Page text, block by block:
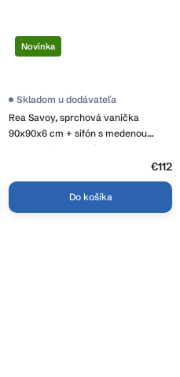
Novinka
Rea Savoy, sprchová vanička
90x90x6 cm + sifón s medenou
krytkou, biela lesklá, KPL-01907
Skladom u dodávateľa
€112
Do košíka